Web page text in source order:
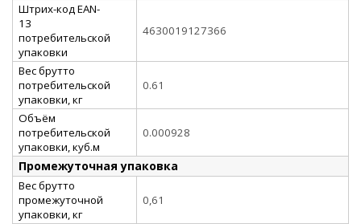
Штрих-код EAN-
13
потребительской
упаковки
4630019127366
Вес брутто
потребительской
упаковки, кг
0.61
Объём
потребительской
упаковки, куб.м
0.000928
Промежуточная упаковка
Вес брутто
промежуточной
упаковки, кг
0,61